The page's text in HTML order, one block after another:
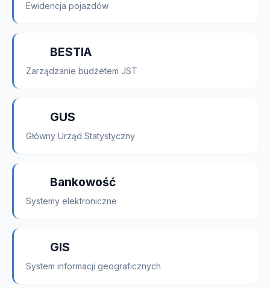
Ewidencja pojazdów
BESTIA
Zarządzanie budżetem JST
GUS
Główny Urząd Statystyczny
Bankowość
Systemy elektroniczne
GIS
System informacji geograficznych